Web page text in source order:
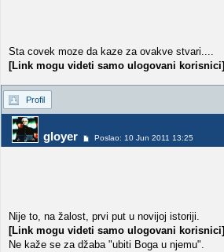
Sta covek moze da kaze za ovakve stvari....
[Link mogu videti samo ulogovani korisnici]
Profil
gloyer Poslao: 10 Jun 2011 13:25
Nije to, na žalost, prvi put u novijoj istoriji.
[Link mogu videti samo ulogovani korisnici]
Ne kaže se za džaba "ubiti Boga u njemu".